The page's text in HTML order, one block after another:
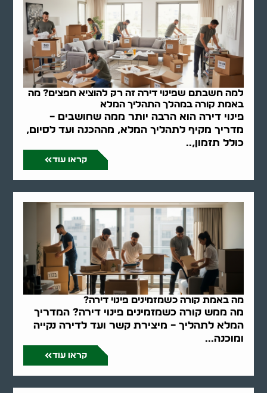
למה חשבתם שפינוי דירה זה רק להוציא חפצים? מה
באמת קורה במהלך התהליך המלא
פינוי דירה הוא הרבה יותר ממה שחושבים –
מדריך מקיף לתהליך המלא, מההכנה ועד לסיום,
כולל תזמון,..
קראו עוד
מה באמת קורה כשמזמינים פינוי דירה?
מה ממש קורה כשמזמינים פינוי דירה? המדריך
המלא לתהליך – מיצירת קשר ועד לדירה נקייה
ומוכנה...
קראו עוד